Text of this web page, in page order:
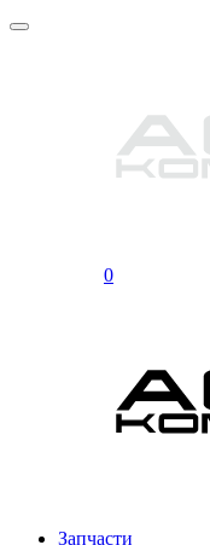
0
Запчасти